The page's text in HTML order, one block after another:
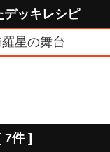
デッキレシピ
星の舞台
7件 ]